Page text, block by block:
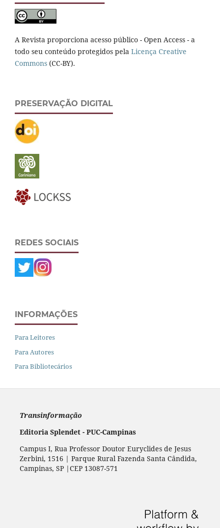
A Revista proporciona acesso público - Open Access - a
todo seu conteúdo protegidos pela Licença Creative
Commons (CC-BY).
PRESERVAÇÃO DIGITAL
REDES SOCIAIS
INFORMAÇÕES
Para Leitores
Para Autores
Para Bibliotecários
Transinformação
Editoria Splendet - PUC-Campinas
Campus I, Rua Professor Doutor Euryclides de Jesus
Zerbini, 1516 | Parque Rural Fazenda Santa Cândida,
Campinas, SP |CEP 13087-571